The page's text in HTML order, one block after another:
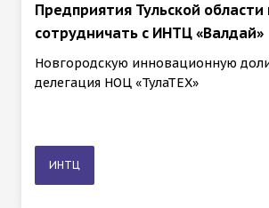
Предприятия Тульской
сотрудничать с ИНТЦ «Валдай»
Новгородскую инновационную
делегация НОЦ «ТулаТЕХ»
ИНТЦ